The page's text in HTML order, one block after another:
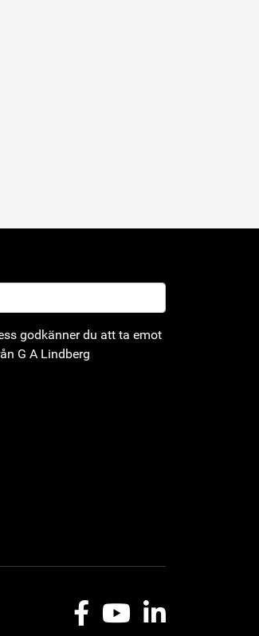
godkänner du att ta emot
G A Lindberg
FacebookYoutubeLinkedIn